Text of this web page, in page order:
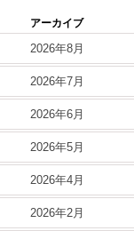
アーカイブ
2026年8月
2026年7月
2026年6月
2026年5月
2026年4月
2026年2月